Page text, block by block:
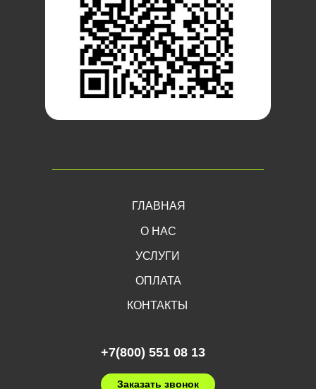
+7(800) 551 08 13
КОНТАКТЫ
ОПЛАТА
УСЛУГИ
О НАС
ГЛАВНАЯ
Заказать звонок